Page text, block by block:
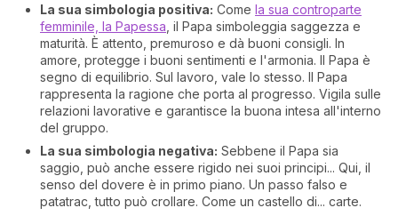
La sua simbologia positiva: Come la sua controparte
femminile, la Papessa , il Papa simboleggia saggezza e
maturità. È attento, premuroso e dà buoni consigli. In
amore, protegge i buoni sentimenti e l'armonia. Il Papa è
segno di equilibrio. Sul lavoro, vale lo stesso. Il Papa
rappresenta la ragione che porta al progresso. Vigila sulle
relazioni lavorative e garantisce la buona intesa all'interno
del gruppo.
La sua simbologia negativa: Sebbene il Papa sia
saggio, può anche essere rigido nei suoi principi... Qui, il
senso del dovere è in primo piano. Un passo falso e
patatrac, tutto può crollare. Come un castello di... carte.